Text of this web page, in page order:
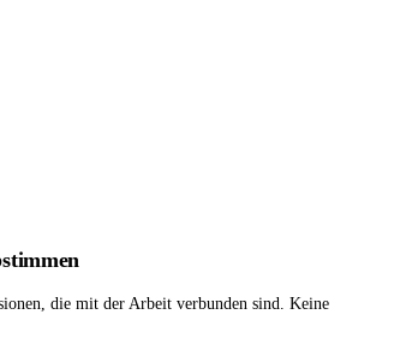
die mit der Arbeit verbunden sind. Keine